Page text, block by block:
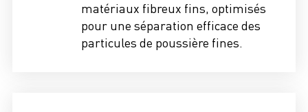
matériaux fibreux fins, optimisés
pour une séparation efficace des
particules de poussière fines.